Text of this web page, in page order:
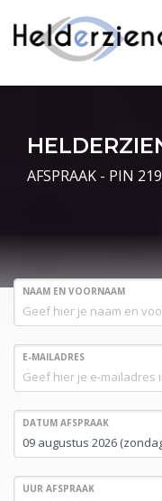
AFSPRAAK - PIN
NAAM EN VOORNAAM
E-MAILADRES
DATUM AFSPRAAK
UUR AFSPRAAK